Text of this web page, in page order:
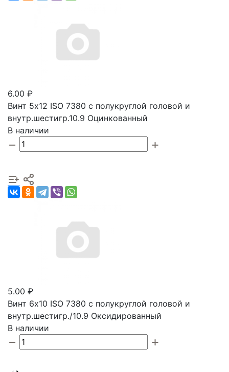
6.00 ₽
Винт 5х12 ISO 7380 с полукруглой головой и
внутр.шестигр.10.9 Оцинкованный
В наличии
5.00 ₽
Винт 6х10 ISO 7380 с полукруглой головой и
внутр.шестигр./10.9 Оксидированный
В наличии